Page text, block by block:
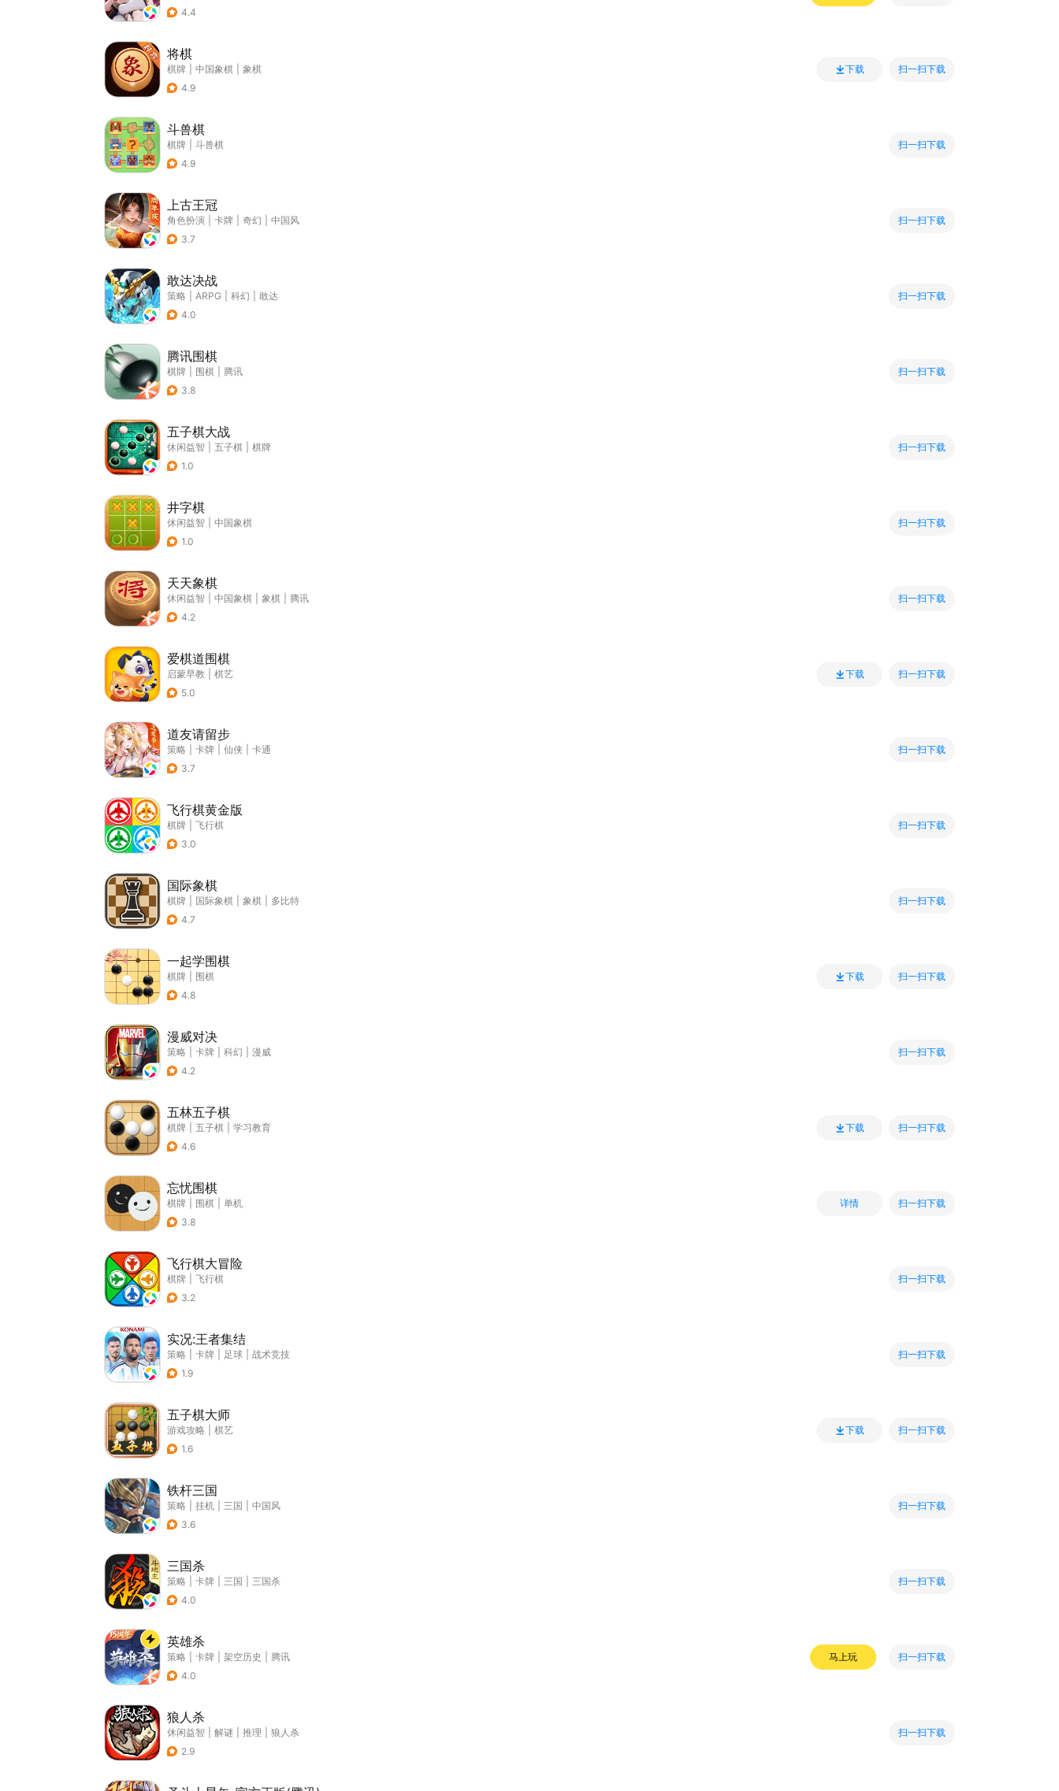
4.4
将棋
棋牌 中国象棋
象棋
4.9
下载 扫一扫下载
斗兽棋
棋牌
斗兽棋
4.9
扫一扫下载
上古王冠
角色扮演 卡牌 奇幻
中国风
3.7
扫一扫下载
敢达决战
策略 ARPG 科幻
敢达
4.0
扫一扫下载
腾讯围棋
棋牌 围棋
腾讯
3.8
扫一扫下载
五子棋大战
休闲益智 五子棋
棋牌
1.0
扫一扫下载
井字棋
休闲益智
中国象棋
1.0
扫一扫下载
天天象棋
休闲益智 中国象棋 象棋
腾讯
4.2
扫一扫下载
爱棋道围棋
启蒙早教
棋艺
5.0
下载 扫一扫下载
道友请留步
策略 卡牌 仙侠
卡通
3.7
扫一扫下载
飞行棋黄金版
棋牌
飞行棋
3.0
扫一扫下载
国际象棋
棋牌 国际象棋 象棋
多比特
4.7
扫一扫下载
一起学围棋
棋牌
围棋
4.8
下载 扫一扫下载
漫威对决
策略 卡牌 科幻
漫威
4.2
扫一扫下载
五林五子棋
棋牌 五子棋
学习教育
4.6
下载 扫一扫下载
忘忧围棋
棋牌 围棋
单机
3.8
详情 扫一扫下载
飞行棋大冒险
棋牌
飞行棋
3.2
扫一扫下载
实况:王者集结
策略 卡牌 足球
战术竞技
1.9
扫一扫下载
五子棋大师
游戏攻略
棋艺
1.6
下载 扫一扫下载
铁杆三国
策略 挂机 三国
中国风
3.6
扫一扫下载
三国杀
策略 卡牌 三国
三国杀
4.0
扫一扫下载
英雄杀
策略 卡牌 架空历史
腾讯
4.0
马上玩 扫一扫下载
狼人杀
休闲益智 解谜 推理
狼人杀
2.9
扫一扫下载